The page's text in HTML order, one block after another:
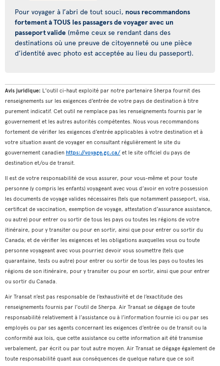
Pour voyager à l’abri de tout souci, nous recommandons
fortement à TOUS les passagers de voyager avec un
passeport valide (même ceux se rendant dans des
destinations où une preuve de citoyenneté ou une pièce
d’identité avec photo est acceptée au lieu du passeport).
Avis juridique: L'outil ci-haut exploité par notre partenaire Sherpa fournit des
renseignements sur les exigences d’entrée de votre pays de destination à titre
purement indicatif. Cet outil ne remplace pas les renseignements fournis par le
gouvernement et les autres autorités compétentes. Nous vous recommandons
fortement de vérifier les exigences d’entrée applicables à votre destination et à
votre situation avant de voyager en consultant régulièrement le site du
gouvernement canadien https://voyage.gc.ca/ et le site officiel du pays de
destination et/ou de transit.
Il est de votre responsabilité de vous assurer, pour vous-même et pour toute
personne (y compris les enfants) voyageant avec vous d’avoir en votre possession
les documents de voyage valides nécessaires (tels que notamment passeport, visa,
certificat de vaccination, exemption de voyage, attestation d’assurance assistance,
ou autre) pour entrer ou sortir de tous les pays ou toutes les régions de votre
itinéraire, pour y transiter ou pour en sortir, ainsi que pour entrer ou sortir du
Canada; et de vérifier les exigences et les obligations auxquelles vous ou toute
personne voyageant avec vous pourriez devoir vous soumettre (tels que
quarantaine, tests ou autre) pour entrer ou sortir de tous les pays ou toutes les
régions de son itinéraire, pour y transiter ou pour en sortir, ainsi que pour entrer
ou sortir du Canada.
Air Transat n’est pas responsable de l’exhaustivité et de l’exactitude des
renseignements fournis par l'outil de Sherpa. Air Transat se dégage de toute
responsabilité relativement à l’assistance ou à l’information fournie ici ou par ses
employés ou par ses agents concernant les exigences d’entrée ou de transit ou la
conformité aux lois, que cette assistance ou cette information ait été transmise
verbalement, par écrit ou par tout autre moyen. Air Transat se dégage également de
toute responsabilité quant aux conséquences de quelque nature que ce soit